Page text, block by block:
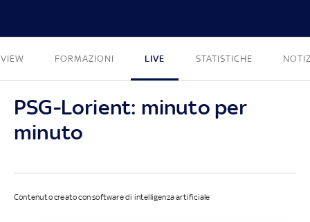
FORMAZIONI LIVE STATISTICHE
PSG-Lorient: minuto per
minuto
Contenuto creato con software di intelligenza artificiale